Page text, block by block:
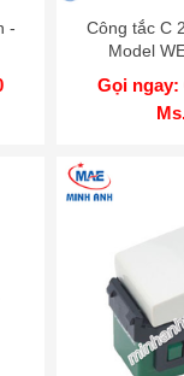
-
Công tắc C
Model
Gọi ngay: